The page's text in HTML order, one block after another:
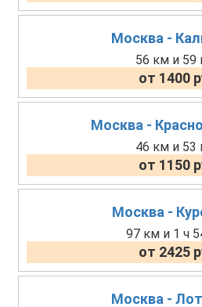
Москва -
56 км и 59
от 1400
Москва -
46 км и 53
от 1150
Москва -
97 км и 1 ч
от 2425
Москва -